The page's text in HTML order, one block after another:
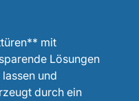
mit
Lösungen
und
durch ein